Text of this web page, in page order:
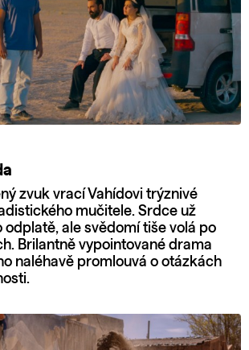
zvuk vrací Vahídovi trýznivé
mučitele. Srdce už
odplatě, ale svědomí tiše volá po
Brilantně vypointované drama
naléhavě promlouvá o otázkách